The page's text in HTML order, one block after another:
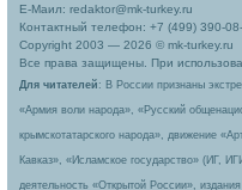
Е-Маил: redaktor@mk-turkey.ru
Контактный телефон: +7 (499) 390-
Copyright 2003 — 2026 © mk-turkey.ru
Все права защищены. При
Для читателей : В России признаны
«Армия воли народа», «Русский
крымскотатарского народа», движение
Кавказ», «Исламское государство» (ИГ,
деятельность «Открытой России»,